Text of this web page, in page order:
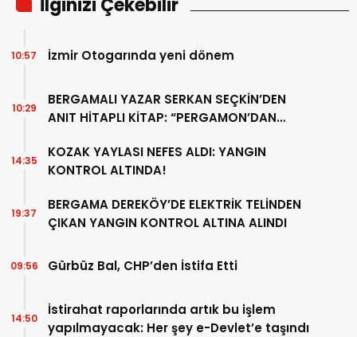
İlginizi Çekebilir
İzmir Otogarında yeni dönem
10:57
BERGAMALI YAZAR SERKAN SEÇKİN’DEN
ANIT HİTAPLI KİTAP: “PERGAMON’DAN
10:29
KOZAK YAYLASI NEFES ALDI: YANGIN
KONTROL ALTINDA!
14:35
BERGAMA DEREKÖY’DE ELEKTRİK TELİNDEN
ÇIKAN YANGIN KONTROL ALTINA ALINDI
19:37
Gürbüz Bal, CHP’den İstifa Etti
09:56
İstirahat raporlarında artık bu işlem
yapılmayacak: Her şey e-Devlet’e taşındı
14:50